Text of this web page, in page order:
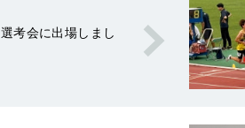
考会に出場しまし